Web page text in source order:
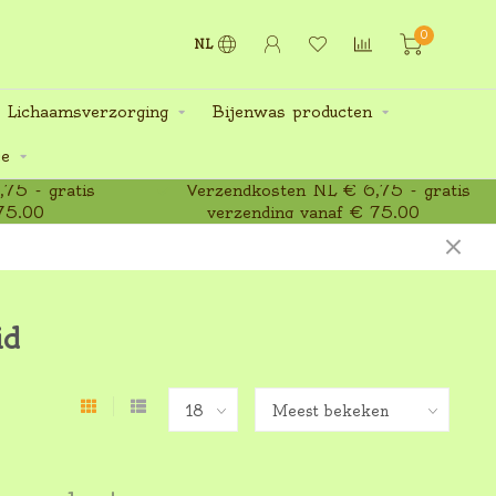
NL
0
Bijenwas producten
- gratis
Verzendkosten NL € 6,75 - gratis
verzending vanaf € 75,00